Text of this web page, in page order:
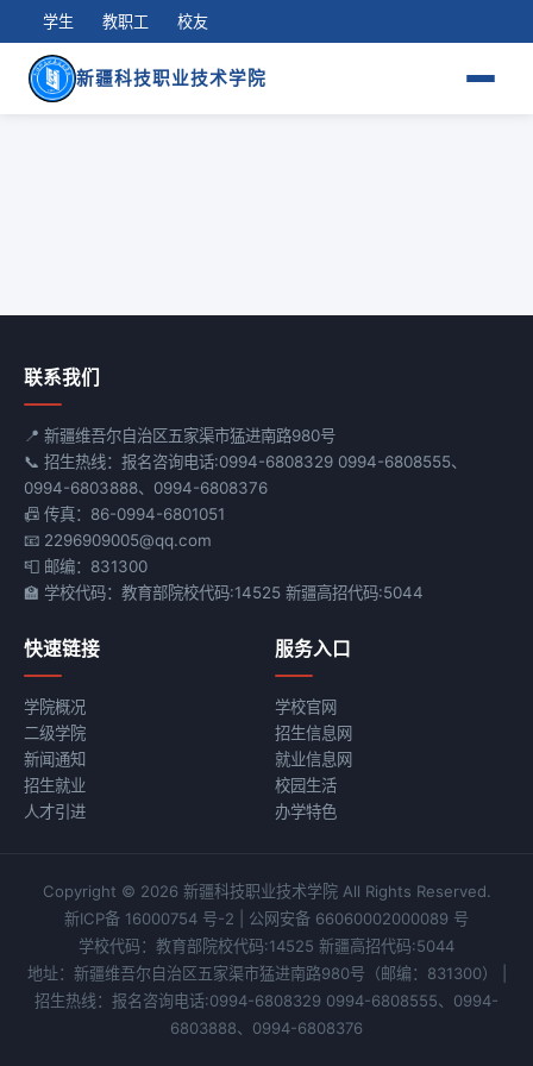
学生 教职工 校友
新疆科技职业技术学院
联系我们
📍 新疆维吾尔自治区五家渠市猛进南路980号
📞 招生热线：报名咨询电话:0994-6808329 0994-6808555、
0994-6803888、0994-6808376
📠 传真：86-0994-6801051
📧 2296909005@qq.com
📮 邮编：831300
🏫 学校代码：教育部院校代码:14525 新疆高招代码:5044
快速链接
学院概况
二级学院
新闻通知
招生就业
人才引进
服务入口
学校官网
招生信息网
就业信息网
校园生活
办学特色
Copyright © 2026 新疆科技职业技术学院 All Rights Reserved.
新ICP备 16000754 号-2
公网安备 66060002000089 号
学校代码：教育部院校代码:14525 新疆高招代码:5044
地址：新疆维吾尔自治区五家渠市猛进南路980号 （邮编：831300）
招生热线：报名咨询电话:0994-6808329 0994-6808555、0994-
6803888、0994-6808376